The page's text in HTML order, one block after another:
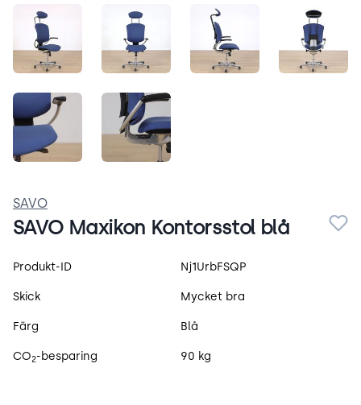
2LlGWzdiQJJ_.jpegGl5rkUdJ4a7v.jpegpLDMDevXp4UN.jpeg
6pv_z-vm-4O_.jpegpKtVJnk40txP.jpeg
SAVO
SAVO Maxikon Kontorsstol blå
Produktspecifikation
Produkt-ID Nj1UrbFSQP
Skick Mycket bra
Färg Blå
CO2-besparing 90 kg